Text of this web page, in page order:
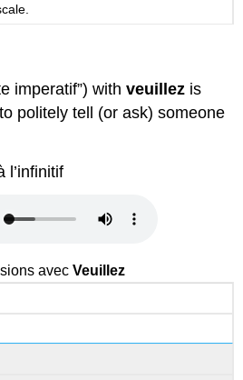
imperatif”) withveuillez is
politely tell (or ask) someone
l’infinitif
avec Veuillez